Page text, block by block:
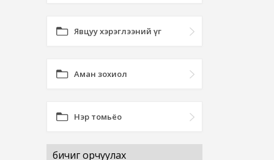
Явцуу хэрэглээний үг
Аман зохиол
Нэр томьёо
бичиг орчуулах